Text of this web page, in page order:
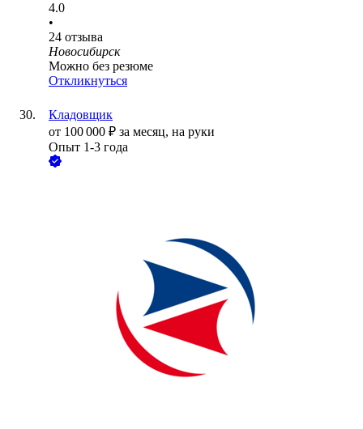
4.0
•
24 отзыва
Новосибирск
Можно без резюме
Откликнуться
Кладовщик
от 100 000 ₽ за месяц, на руки
Опыт 1-3 года